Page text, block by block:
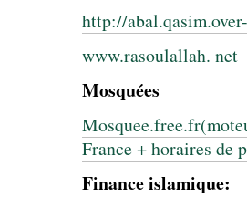
http://
www.rasoulallah. net
Mosquées
France + horaires de
Finance islamique: